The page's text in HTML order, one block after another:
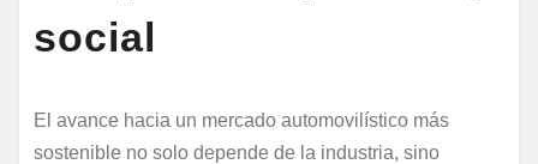
social
El avance hacia un mercado automovilístico más
sostenible no solo depende de la industria, sino